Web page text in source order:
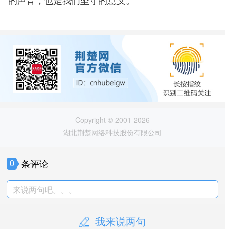
Copyright © 2001-2026
湖北荆楚网络科技股份有限公司
0 条评论
来说两句吧。。。
我来说两句